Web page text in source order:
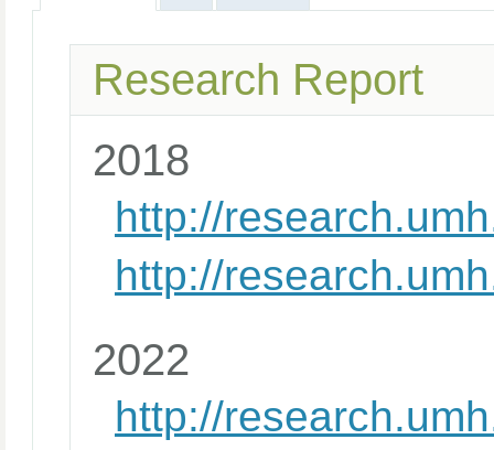
Research Report
2018
http://
http://
2022
http://